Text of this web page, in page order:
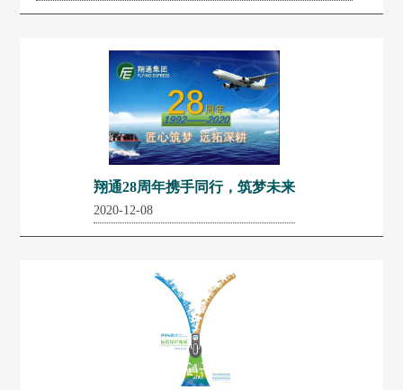
翔通28周年携手同行，筑梦未来
2020-12-08